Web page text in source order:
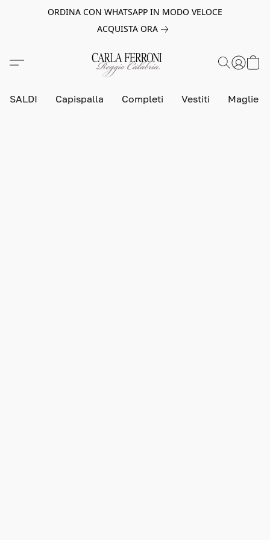
ORDINA CON WHATSAPP IN MODO VELOCE
ACQUISTA ORA
SALDI Capispalla Completi Vestiti Maglie e